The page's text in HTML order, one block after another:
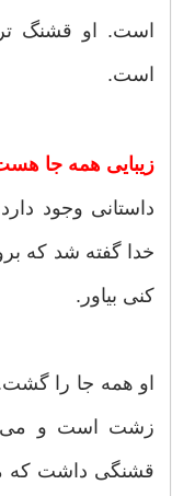
است. او قشنگ
است.
زیبایی همه جا
داستانی وجود
خدا گفته شد که
کنی بیاور.
او همه جا را
زشت است و می
قشنگی داشت که